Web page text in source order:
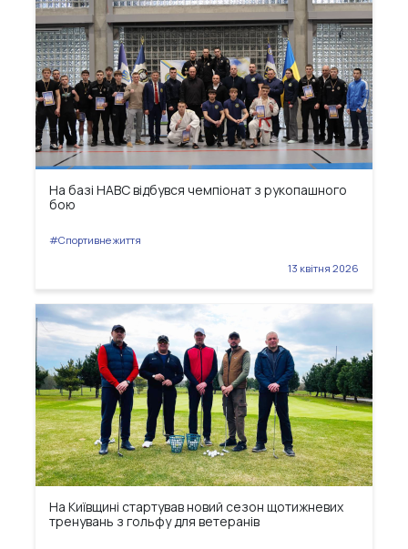
На базі НАВС відбувся чемпіонат з рукопашного
бою
#Спортивне життя
13 квітня 2026
На Київщині стартував новий сезон щотижневих
тренувань з гольфу для ветеранів